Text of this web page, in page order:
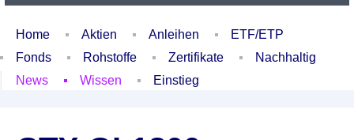
Home Aktien Anleihen
ETF/ETP
Fonds
Rohstoffe Zertifikate
Nachhaltig
News
Wissen Einstieg